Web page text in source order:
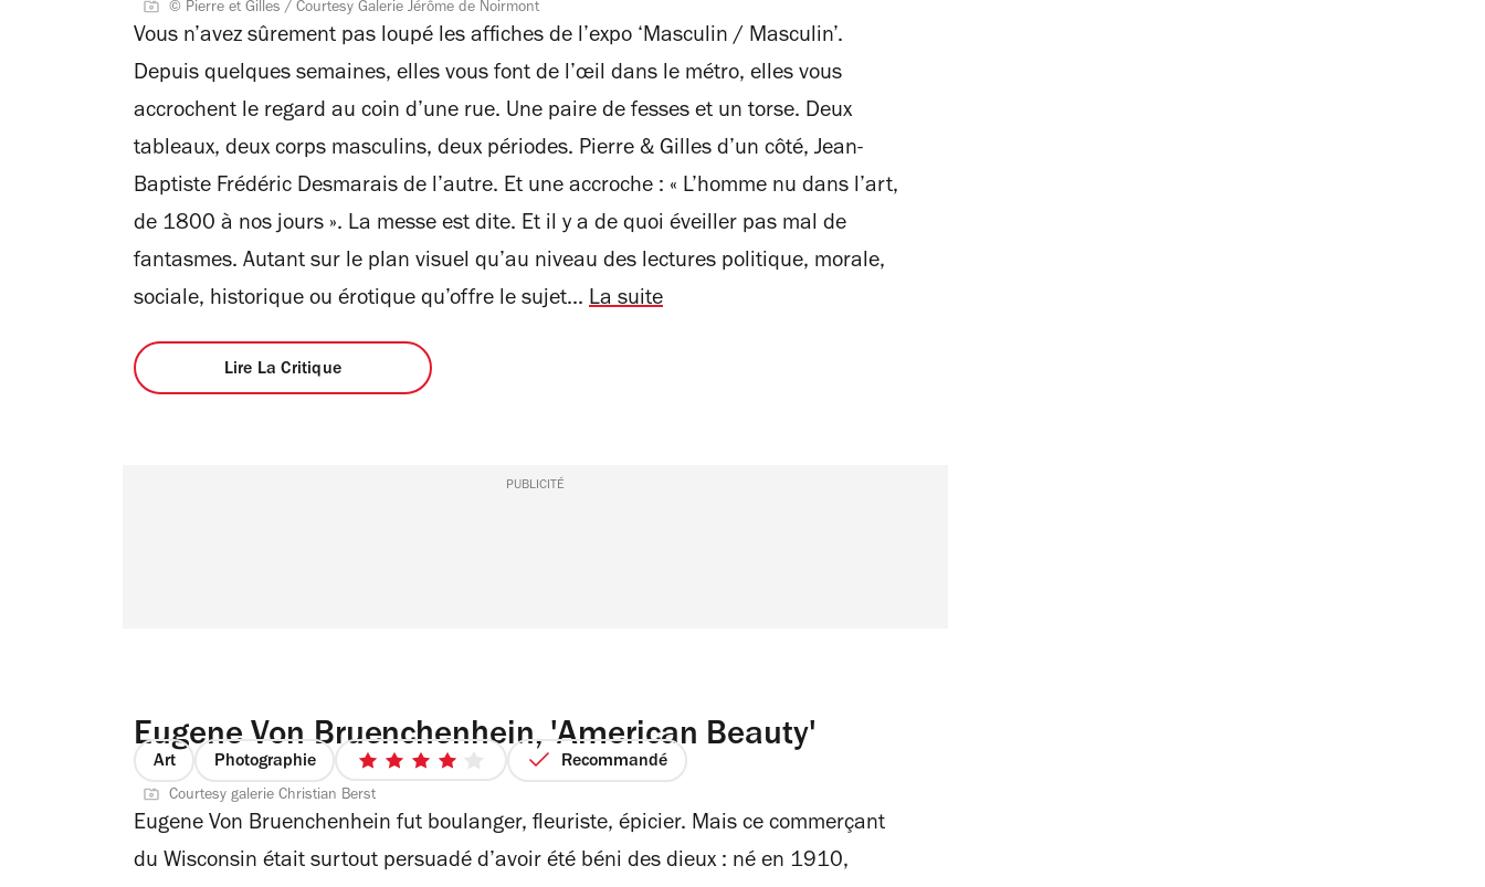
sur
5
étoiles
© Pierre et Gilles / Courtesy Galerie Jérôme de Noirmont
Vous n’avez sûrement pas loupé les affiches de l’expo ‘Masculin / Masculin’.
Depuis quelques semaines, elles vous font de l’œil dans le métro, elles vous
accrochent le regard au coin d’une rue. Une paire de fesses et un torse. Deux
tableaux, deux corps masculins, deux périodes. Pierre & Gilles d’un côté, Jean-
Baptiste Frédéric Desmarais de l’autre. Et une accroche : « L’homme nu dans l’art,
de 1800 à nos jours ». La messe est dite. Et il y a de quoi éveiller pas mal de
fantasmes. Autant sur le plan visuel qu’au niveau des lectures politique, morale,
sociale, historique ou érotique qu’offre le sujet... La suite
Lire La Critique
PUBLICITÉ
Eugene Von Bruenchenhein, 'American Beauty'
Art Photographie
4
5
étoiles
Recommandé
Courtesy galerie Christian Berst
Eugene Von Bruenchenhein fut boulanger, fleuriste, épicier. Mais ce commerçant
du Wisconsin était surtout persuadé d’avoir été béni des dieux : né en 1910,